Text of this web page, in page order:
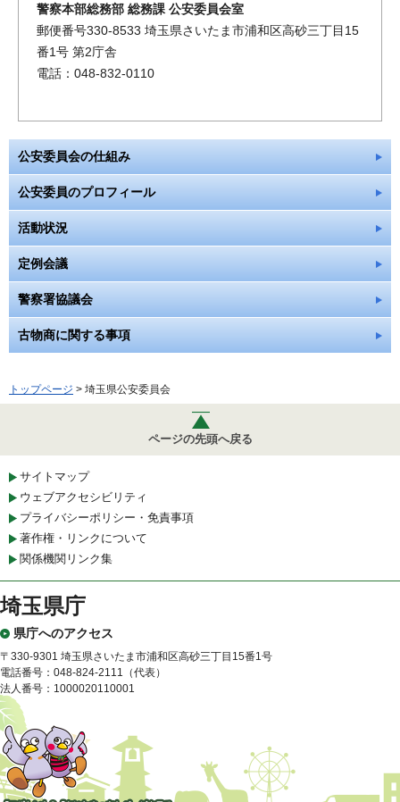
警察本部総務部 総務課 公安委員会室
郵便番号330-8533 埼玉県さいたま市浦和区高砂三丁目15
番1号 第2庁舎
電話：048-832-0110
公安委員会の仕組み
公安委員のプロフィール
活動状況
定例会議
警察署協議会
古物商に関する事項
トップページ > 埼玉県公安委員会
ページの先頭へ戻る
サイトマップ
ウェブアクセシビリティ
プライバシーポリシー・免責事項
著作権・リンクについて
関係機関リンク集
埼玉県庁
県庁へのアクセス
〒330-9301 埼玉県さいたま市浦和区高砂三丁目15番1号
電話番号：048-824-2111（代表）
法人番号：1000020110001